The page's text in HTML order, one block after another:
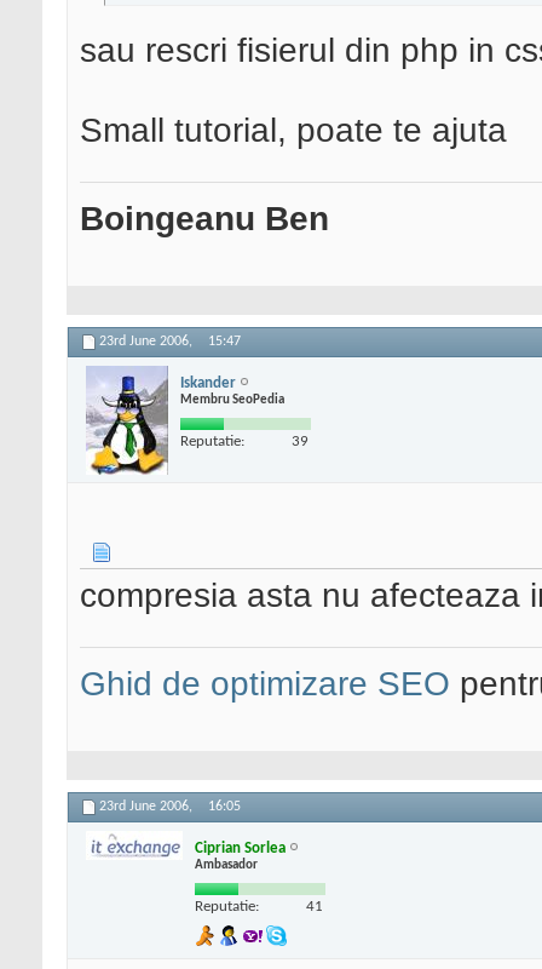
sau rescri fisierul din php in
Small tutorial, poate te ajuta
Boingeanu Ben
23rd June 2006, 15:47
Iskander
Membru SeoPedia
Reputatie: 39
compresia asta nu afecteaza
Ghid de optimizare SEO
23rd June 2006, 16:05
Ciprian Sorlea
Ambasador
Reputatie: 41